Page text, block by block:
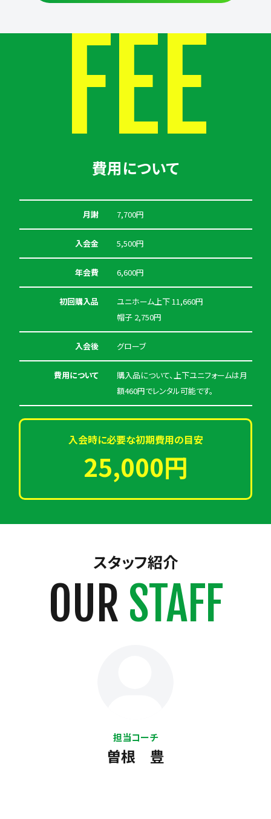
FEE
費用について
月謝 7,700円
入会金 5,500円
年会費 6,600円
初回購入品
ユニホーム上下 11,660円
帽子 2,750円
入会後 グローブ
費用について
購入品について、上下ユニフォームは月
額460円でレンタル可能です。
入会時に必要な初期費用の目安
25,000円
スタッフ紹介
OUR STAFF
担当コーチ
曽根 豊